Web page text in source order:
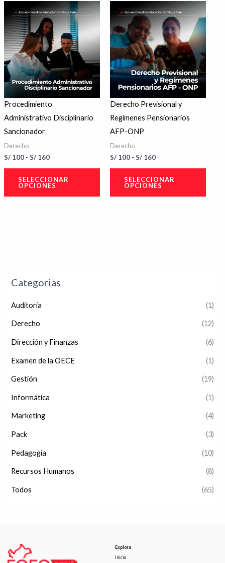
Categorias
Auditoría (1)
Derecho (12)
Dirección y Finanzas (6)
Examen de la OECE (1)
Gestión (19)
Informática (1)
Marketing (4)
Pack (3)
Pedagogía (10)
Recursos Humanos (8)
Todos (65)
Procedimiento
Administrativo Disciplinario
Sancionador
Derecho
S/100 - S/160
Rango
de
precios:
desde
S/ 100
hasta
S/ 160
SELECCIONAR
OPCIONES
Este
producto
tiene
múltiples
variantes.
Las
opciones
pueden
elegir
página
producto
Derecho Previsional y
Regímenes Pensionarios
AFP-ONP
Derecho
S/ 100 - S/ 160
Rango
de
precios:
desde
S/ 100
hasta
S/ 160
SELECCIONAR
OPCIONES
Este
tiene
Las
Explora
Inicio